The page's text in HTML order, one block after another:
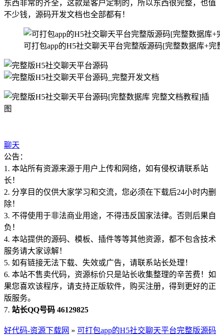
东西非常的齐全，这款是客户定制的，所以东西很完整，也值
不少钱，源码开发文档也全部都有！
可打包app的H5社交聊天平台完整版源码[完整数据库+完
聊天
公告：
1. 本站所有资源来源于用户上传和网络，如有侵权请联系站
长！
2. 分享目的仅供大家学习和交流，您必须在下载后24小时内删
除！
3. 不得使用于非法商业用途，不得违反国家法律。否则后果自
负！
4. 本站提供的源码、模板、插件等等其他资源，都不包含技术
服务请大家谅解！
5. 如有链接无法下载、失效或广告，请联系站长处理！
6. 本站不售卖代码，资源标价只是站长收集整理的辛苦费！如
果您喜欢该程序，请支持正版软件，购买注册，得到更好的正
版服务。
7. 站长QQ号码 46129825
好代码-资源下载网 » 可打包app的H5社交聊天平台完整版源码